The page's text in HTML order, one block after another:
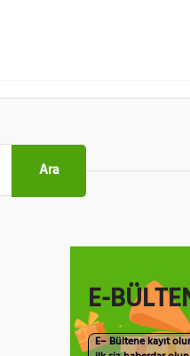
Ara
E-
E– Bültene kayıt